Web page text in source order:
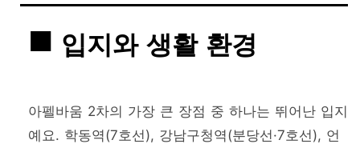
입지와 생활 환경
아펠바움 2차의 가장 큰 장점 중 하나는 뛰어난 입지
예요. 학동역(7호선), 강남구청역(분당선·7호선), 언